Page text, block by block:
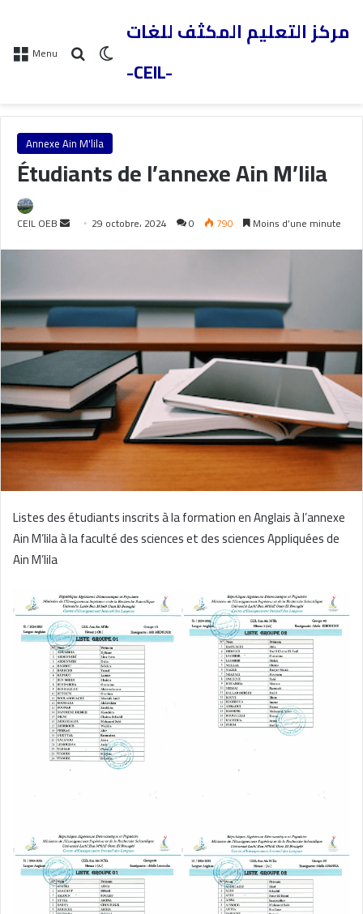
Menu
مركز التعليم المكثف للغات
-CEIL-
Annexe Ain M'lila
Étudiants de l’annexe Ain M’lila
CEIL OEB 29 octobre، 2024 0 790 Moins d’une minute
Listes des étudiants inscrits à la formation en Anglais à l’annexe
Ain M’lila à la faculté des sciences et des sciences Appliquées de
Ain M’lila